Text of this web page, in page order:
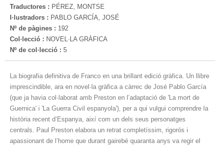
Traductores : PÉREZ, MONTSE
I·lustradors : PABLO GARCÍA, JOSÉ
Nº de pàgines : 192
Col·lecció : NOVEL·LA GRÀFICA
Nº de col·lecció : 5
La biografia definitiva de Franco en una brillant edició gràfica. Un llibre
imprescindible, ara en novel·la gràfica a càrrec de José Pablo García
(que ja havia col·laborat amb Preston en l’adaptació de 'La mort de
Guernica' i 'La Guerra Civil espanyola'), per a qui vulgui comprendre la
història recent d’Espanya, així com un dels seus personatges
centrals. Paul Preston elabora un retrat completíssim, rigorós i
apassionant de l’home que durant gairebé quaranta anys va regir el